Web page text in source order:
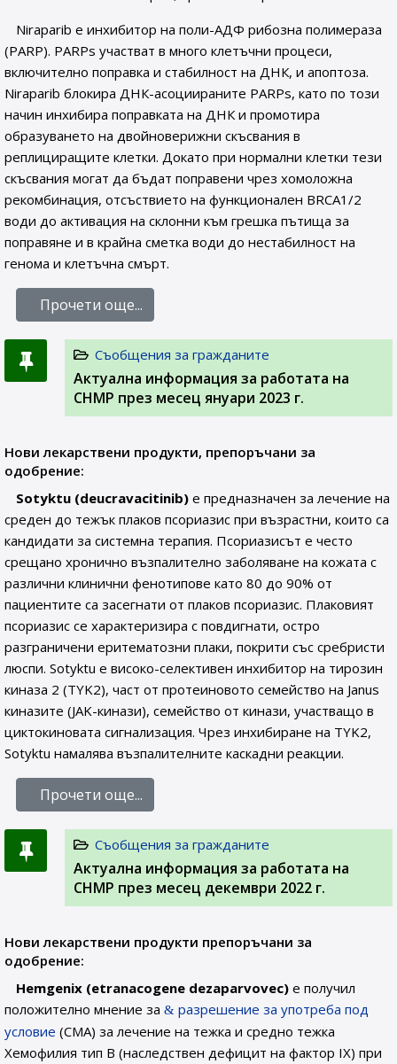
Niraparib е инхибитор на поли-АДФ рибозна полимераза
(PARP). PARPs участват в много клетъчни процеси,
включително поправка и стабилност на ДНК, и апоптоза.
Niraparib блокира ДНК-асоциираните PARPs, като по този
начин инхибира поправката на ДНК и промотира
образуването на двойноверижни скъсвания в
реплициращите клетки. Докато при нормални клетки тези
скъсвания могат да бъдат поправени чрез хомоложна
рекомбинация, отсъствието на функционален BRCA1/2
води до активация на склонни към грешка пътища за
поправяне и в крайна сметка води до нестабилност на
генома и клетъчна смърт.
Прочети още...
Съобщения за гражданите
Актуална информация за работата на
CHMP през месец януари 2023 г.
Нови лекарствени продукти, препоръчани за
одобрение:
Sotyktu (deucravacitinib) е предназначен за лечение на
среден до тежък плаков псориазис при възрастни, които са
кандидати за системна терапия. Псориазисът е често
срещано хронично възпалително заболяване на кожата с
различни клинични фенотипове като 80 до 90% от
пациентите са засегнати от плаков псориазис. Плаковият
псориазис се характеризира с повдигнати, остро
разграничени еритематозни плаки, покрити със сребристи
люспи. Sotyktu е високо-селективен инхибитор на тирозин
киназа 2 (TYK2), част от протеиновото семейство на Janus
киназите (JAK-кинази), семейство от кинази, участващо в
циктокиновата сигнализация. Чрез инхибиране на TYK2,
Sotyktu намалява възпалителните каскадни реакции.
Прочети още...
Съобщения за гражданите
Актуална информация за работата на
CHMP през месец декември 2022 г.
Нови лекарствени продукти препоръчани за
одобрение:
Hemgenix (etranacogene dezaparvovec) е получил
положително мнение за
разрешение за употреба под
условие (CMA) за лечение на тежка и средно тежка
Хемофилия тип В (наследствен дефицит на фактор IX) при